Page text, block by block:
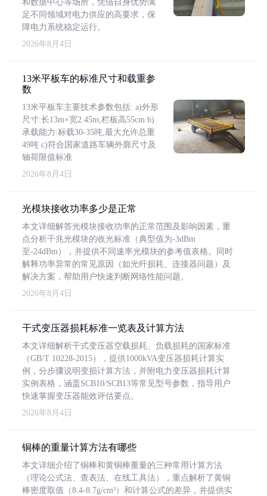
和数据中心等场所，凭借自身优势满
足不同领域对电力供应的高要求，保
障电力系统稳定运行。
2026年8月4日
13米平板车的标准尺寸和载重参
数
13米平板车主要技术参数包括: a)外形
尺寸:长13m×宽2.45m,栏板高55cm b)
承载能力:标载30-35吨,最大允许总重
49吨 c)符合国家道路车辆外廓尺寸及
轴荷限值标准
2026年8月4日
光模块接收功率多少是正常
本文详细解答光模块接收功率的正常范围及影响因素，重
点分析千兆光模块的收光标准（典型值为-3dBm
至-24dBm），并提供不同速率光模块的参考值表格。同时
解释功率异常的常见原因（如光纤损耗、连接器问题）及
解决方案，帮助用户快速判断网络性能问题。
2026年8月4日
干式变压器损耗标准一览表及计算方法
本文详细解析干式变压器空载损耗、负载损耗的国家标准
（GB/T 10228-2015），提供1000kVA变压器损耗计算实
例，分步骤说明变损计算方法，并附电力变压器损耗计算
实例表格，涵盖SCB10/SCB13等常见型号参数，指导用户
快速掌握变压器能效评估要点。
2026年8月4日
铜棒的重量计算方法有哪些
本文详细介绍了铜棒和黄铜棒重量的三种常用计算方法
（理论公式法、查表法、在线工具法），重点解析了黄铜
棒密度取值（8.4-8.7g/cm³）和计算公式的差异，并提供实